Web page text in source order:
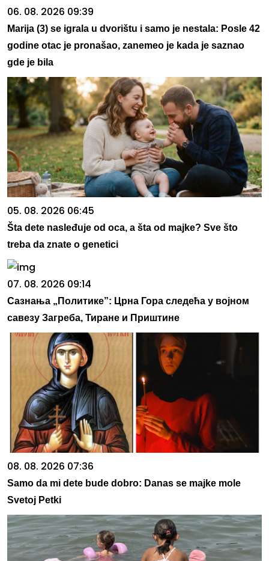
06. 08. 2026 09:39
Marija (3) se igrala u dvorištu i samo je nestala: Posle 42
godine otac je pronašao, zanemeo je kada je saznao
gde je bila
05. 08. 2026 06:45
Šta dete nasleđuje od oca, a šta od majke? Sve što
treba da znate o genetici
07. 08. 2026 09:14
Сазнања „Политике”: Црна Гора следећа у војном
савезу Загреба, Тиране и Приштине
08. 08. 2026 07:36
Samo da mi dete bude dobro: Danas se majke mole
Svetoj Petki